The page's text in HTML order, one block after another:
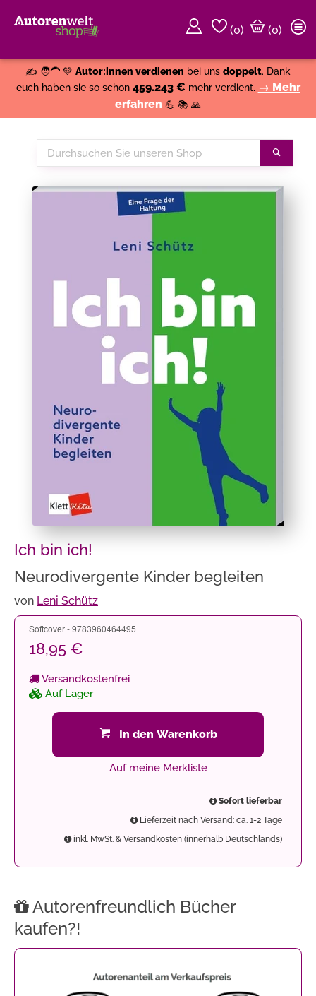
(0)
(0)
✍️ 🧑‍🦱 💚 Autor:innen verdienen bei uns doppelt. Dank
euch haben sie so schon 459.243 € mehr verdient. → Mehr
erfahren 💪 📚 🙏
Durchsuchen
Sie
Ich bin ich!
Neurodivergente Kinder begleiten
von Leni Schütz
Softcover - 9783960464495
18,95 €
Versandkostenfrei
Auf Lager
In den Warenkorb
Auf meine Merkliste
Sofort lieferbar
Lieferzeit nach Versand: ca. 1-2 Tage
inkl. MwSt. & Versandkosten (innerhalb Deutschlands)
Autorenfreundlich Bücher
kaufen?!